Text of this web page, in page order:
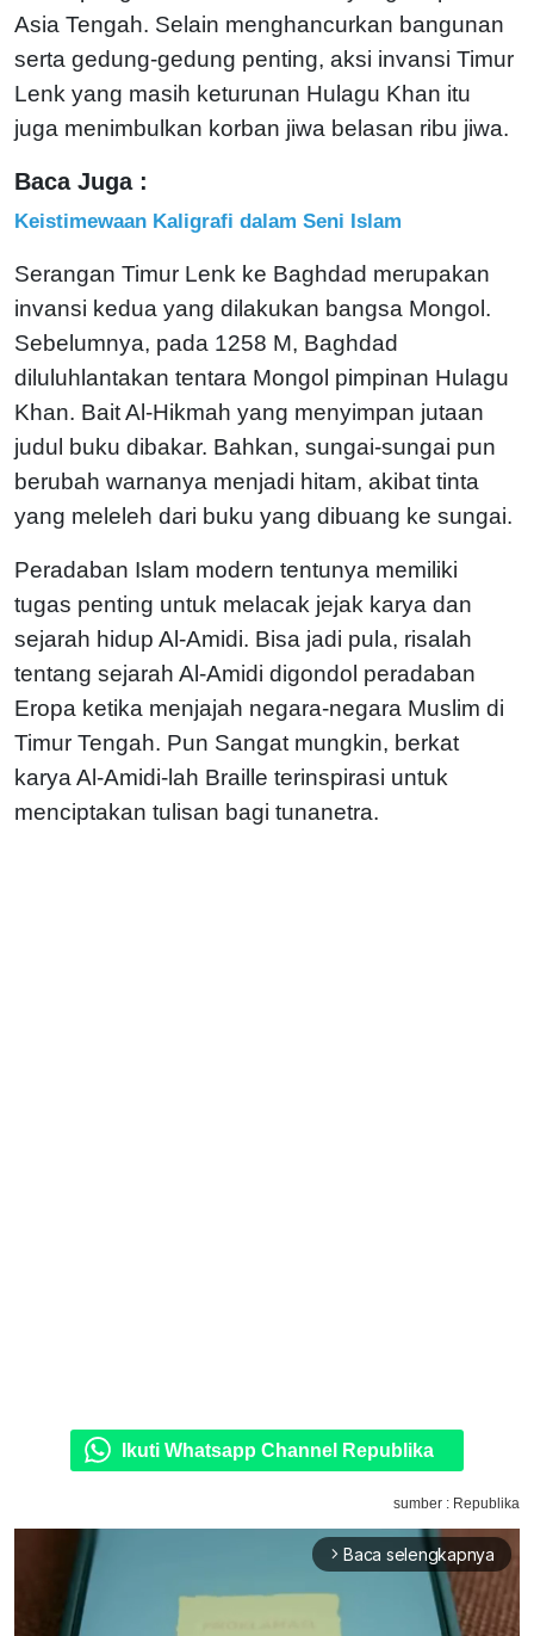
Asia Tengah. Selain menghancurkan bangunan
serta gedung-gedung penting, aksi invansi Timur
Lenk yang masih keturunan Hulagu Khan itu
juga menimbulkan korban jiwa belasan ribu jiwa.
Baca Juga :
Keistimewaan Kaligrafi dalam Seni Islam
Serangan Timur Lenk ke Baghdad merupakan
invansi kedua yang dilakukan bangsa Mongol.
Sebelumnya, pada 1258 M, Baghdad
diluluhlantakan tentara Mongol pimpinan Hulagu
Khan. Bait Al-Hikmah yang menyimpan jutaan
judul buku dibakar. Bahkan, sungai-sungai pun
berubah warnanya menjadi hitam, akibat tinta
yang meleleh dari buku yang dibuang ke sungai.
Peradaban Islam modern tentunya memiliki
tugas penting untuk melacak jejak karya dan
sejarah hidup Al-Amidi. Bisa jadi pula, risalah
tentang sejarah Al-Amidi digondol peradaban
Eropa ketika menjajah negara-negara Muslim di
Timur Tengah. Pun Sangat mungkin, berkat
karya Al-Amidi-lah Braille terinspirasi untuk
menciptakan tulisan bagi tunanetra.
Ikuti Whatsapp Channel Republika
sumber : Republika
arrow_forward_ios Baca selengkapnya